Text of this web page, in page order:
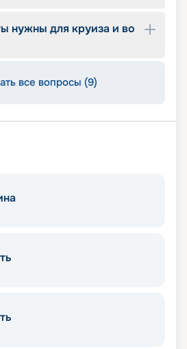
нужны для круиза и во
все вопросы (9)